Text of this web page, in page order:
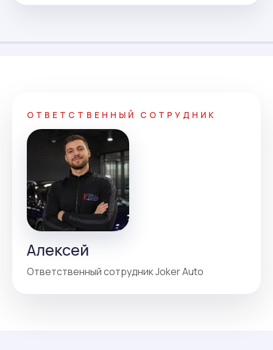
ОТВЕТСТВЕННЫЙ СОТРУДНИК
Алексей
Ответственный сотрудник Joker Auto